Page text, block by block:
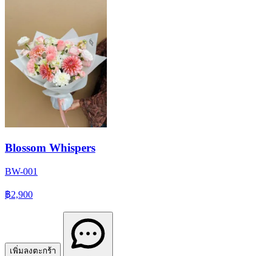
Blossom Whispers
BW-001
฿2,900
เพิ่มลงตะกร้า